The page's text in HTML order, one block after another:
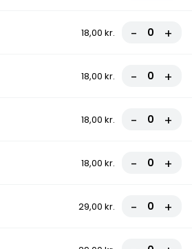
løg, og
chili og
18,00 kr. - +
18,00 kr. - +
18,00 kr. - +
18,00 kr. - +
29,00 kr. - +